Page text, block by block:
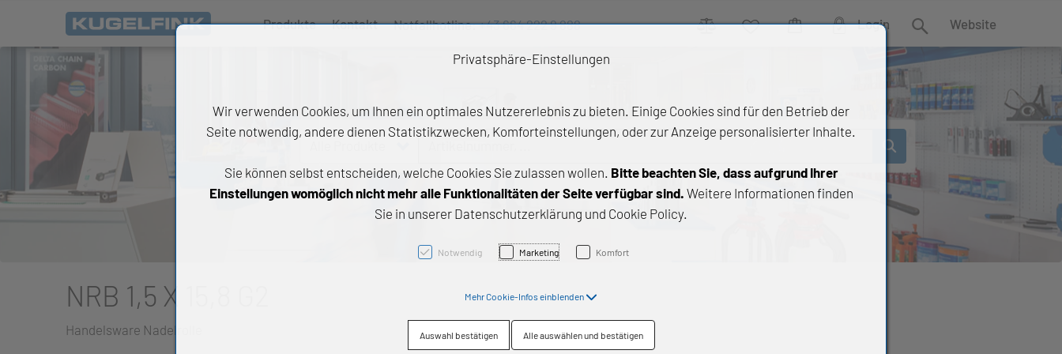
Produkte Kontakt Notfallhotline:+43 664 222 9 888 VergleichWunschlisteWarenkorb Login Suche Website
Alle Produkte
Wälz- und Gleitlager
Antriebstechnik
Chemische Produkte
NRB 1,5 X 15,8 G2
Handelsware Nadelrolle
Privatsphäre-Einstellungen
Wir verwenden Cookies, um Ihnen ein optimales Nutzererlebnis zu bieten. Einige Cookies sind für den Betrieb der
Seite notwendig, andere dienen Statistikzwecken, Komforteinstellungen, oder zur Anzeige personalisierter Inhalte.
Sie können selbst entscheiden, welche Cookies Sie zulassen wollen. Bitte beachten Sie, dass aufgrund Ihrer
Einstellungen womöglich nicht mehr alle Funktionalitäten der Seite verfügbar sind. Weitere Informationen finden
Sie in unserer Datenschutzerklärung und Cookie Policy.
Notwendig Marketing Komfort
Mehr Cookie-Infos einblenden
Auswahl bestätigen Alle auswählen und bestätigen